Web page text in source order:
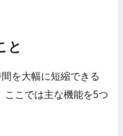
と
を大幅に短縮できる
ここでは主な機能を5つ